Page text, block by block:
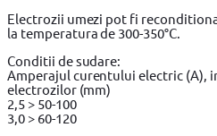
Electrozii umezi pot fi
la temperatura de 300-350°С.
Conditii de sudare:
Amperajul curentului electric (A),
electrozilor (mm)
2,5 > 50-100
3,0 > 60-120